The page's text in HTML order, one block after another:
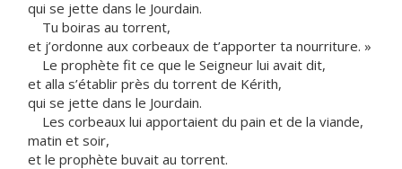
qui se jette dans le Jourdain.
Tu boiras au torrent,
et j’ordonne aux corbeaux de t’apporter ta nourriture. »
Le prophète fit ce que le Seigneur lui avait dit,
et alla s’établir près du torrent de Kérith,
qui se jette dans le Jourdain.
Les corbeaux lui apportaient du pain et de la viande,
matin et soir,
et le prophète buvait au torrent.